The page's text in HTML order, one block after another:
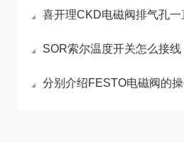
喜开理CKD电磁阀排气孔一直出气
SOR索尔温度开关怎么接线，温度
分别介绍FESTO电磁阀的操作注意事